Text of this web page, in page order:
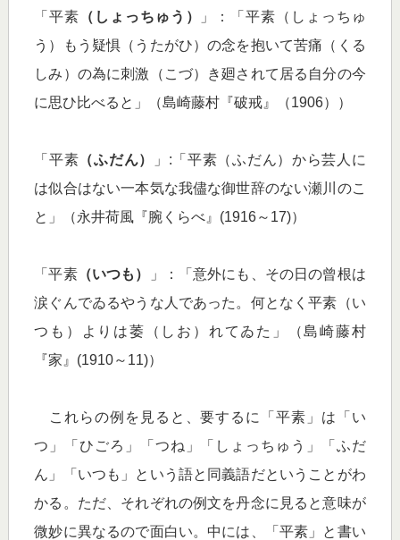
「平素 （しょっちゅう）
」：「平素（しょっちゅ
う）もう疑惧（うたがひ）の念を抱いて苦痛（くる
しみ）の為に刺激（こづ）き廻されて居る自分の今
に思ひ比べると」（島崎藤村『破戒』（1906））
「平素 （ふだん）
」:「平素（ふだん）から芸人に
は似合はない一本気な我儘な御世辞のない瀬川のこ
と」（永井荷風『腕くらべ』(1916～17)）
「平素（いつも）
」：「意外にも、その日の曾根は
涙ぐんでゐるやうな人であった。何となく平素（い
つも）よりは萎（しお）れてゐた」（島崎藤村
『家』(1910～11)）
これらの例を見ると、要するに「平素」は「い
つ」「ひごろ」「つね」「しょっちゅう」「ふだ
ん」「いつも」という語と同義語だということがわ
かる。ただ、それぞれの例文を丹念に見ると意味が
微妙に異なるので面白い。中には、「平素」と書い